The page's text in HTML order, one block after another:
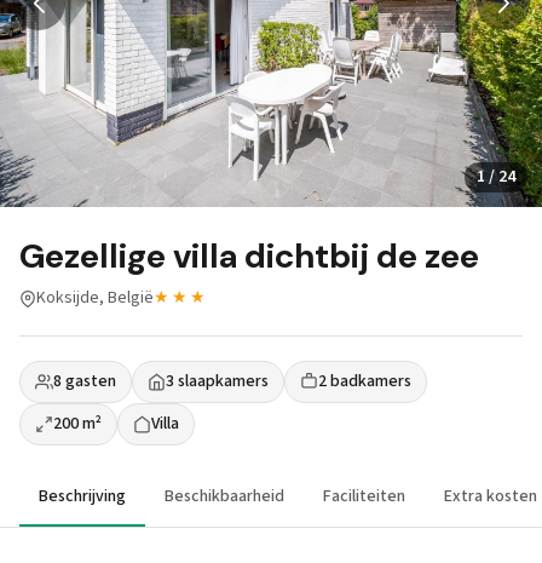
1 / 24
Gezellige villa dichtbij de zee
Koksijde, België★★★
8 gasten 3 slaapkamers
2 badkamers
200 m²
Villa
Beschrijving Beschikbaarheid Faciliteiten Extra kosten